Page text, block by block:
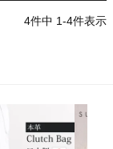
4件中 1-4件表示